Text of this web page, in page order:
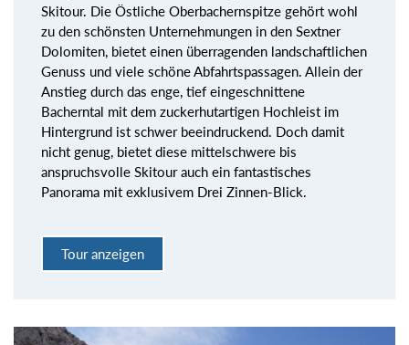
Skitour. Die Östliche Oberbachernspitze gehört wohl
zu den schönsten Unternehmungen in den Sextner
Dolomiten, bietet einen überragenden landschaftlichen
Genuss und viele schöne Abfahrtspassagen. Allein der
Anstieg durch das enge, tief eingeschnittene
Bacherntal mit dem zuckerhutartigen Hochleist im
Hintergrund ist schwer beeindruckend. Doch damit
nicht genug, bietet diese mittelschwere bis
anspruchsvolle Skitour auch ein fantastisches
Panorama mit exklusivem Drei Zinnen-Blick.
Tour anzeigen